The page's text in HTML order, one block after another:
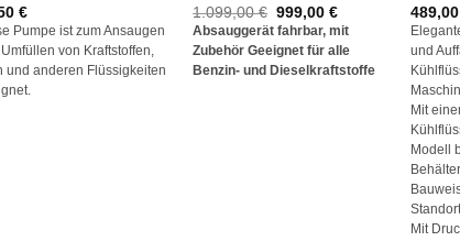
€
Pumpe ist zum Ansaugen
von Kraftstoffen,
und anderen Flüssigkeiten
1.099,00€ Ursprünglicher
Preis
war:
1.099,00 €
999,00€Aktueller
Preis
ist:
999,00 €.
Absauggerät fahrbar, mit
Zubehör Geeignet für alle
Benzin- und Dieselkraftstoffe
und
Mit
Modell
Mit